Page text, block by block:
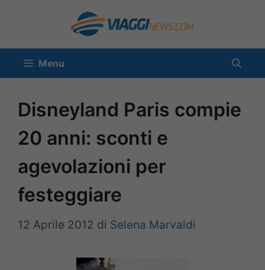
contenuto
Menu
Disneyland Paris compie
20 anni: sconti e
agevolazioni per
festeggiare
12 Aprile 2012 di Selena Marvaldi